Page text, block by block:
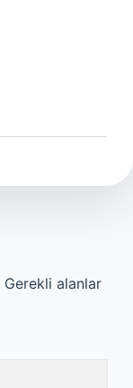
Gerekli alanlar